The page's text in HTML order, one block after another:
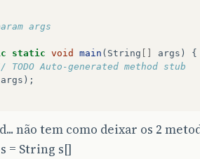
args
static void main ( String [] args )
{
TODO Auto-generated method stub
args );
não tem como deixar os 2
= String s[]